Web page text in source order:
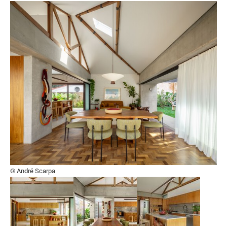
© André Scarpa